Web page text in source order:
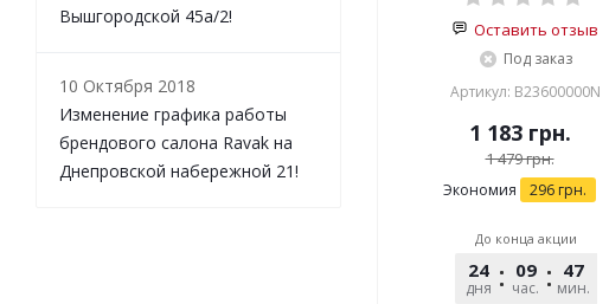
Оставить отзыв
Под заказ
Артикул: B23600000N
1 183грн.
1 479грн.
Экономия 296 грн.
До конца акции
24
дня
09
час.
47
мин.
Вышгородской 45а/2!
10 Октября 2018
Изменение графика работы
брендового салона Ravak на
Днепровской набережной 21!